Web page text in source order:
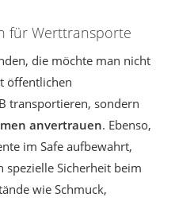
für Werttransporte
die möchte man nicht
öffentlichen
transportieren, sondern
anvertrauen. Ebenso,
im Safe aufbewahrt,
spezielle Sicherheit beim
wie Schmuck,